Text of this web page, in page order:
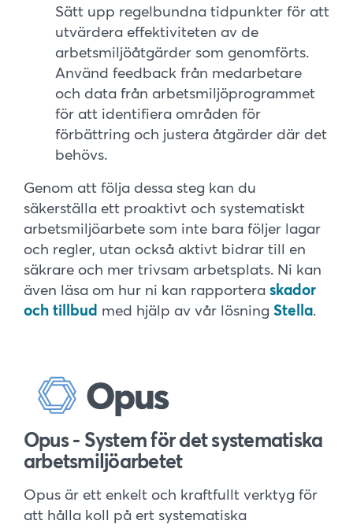
Sätt upp regelbundna tidpunkter för att
utvärdera effektiviteten av de
arbetsmiljöåtgärder som genomförts.
Använd feedback från medarbetare
och data från arbetsmiljöprogrammet
för att identifiera områden för
förbättring och justera åtgärder där det
behövs.
Genom att följa dessa steg kan du
säkerställa ett proaktivt och systematiskt
arbetsmiljöarbete som inte bara följer lagar
och regler, utan också aktivt bidrar till en
säkrare och mer trivsam arbetsplats. Ni kan
även läsa om hur ni kan rapportera skador
och tillbud med hjälp av vår lösning Stella.
Opus - System för det systematiska
arbetsmiljöarbetet
Opus är ett enkelt och kraftfullt verktyg för
att hålla koll på ert systematiska